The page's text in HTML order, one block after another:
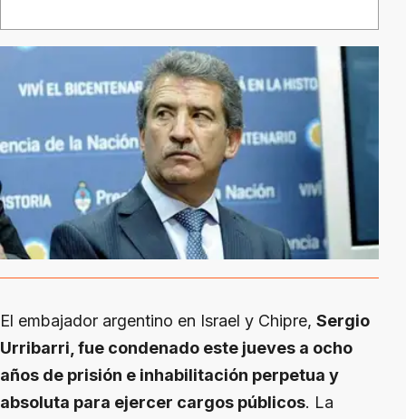
El embajador argentino en Israel y Chipre, Sergio
Urribarri, fue condenado este jueves a ocho
años de prisión e inhabilitación perpetua y
absoluta para ejercer cargos públicos. La